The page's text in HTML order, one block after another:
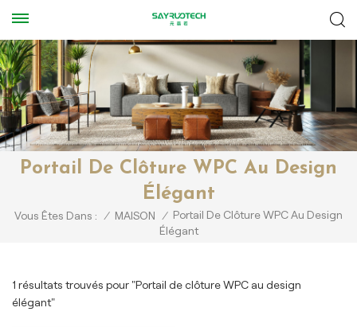
Portail De Clôture WPC Au Design
Élégant
Vous Êtes Dans : / MAISON / Portail De Clôture WPC Au Design
Élégant
1 résultats trouvés pour "Portail de clôture WPC au design
élégant"